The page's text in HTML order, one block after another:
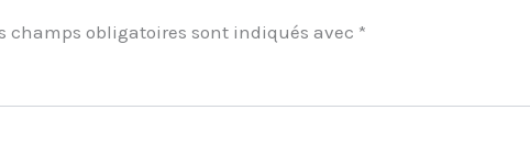
champs obligatoires sont indiqués avec *